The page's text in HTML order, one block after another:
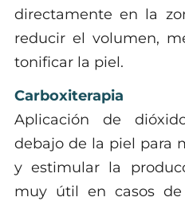
directamente en la
reducir el volumen,
tonificar la piel.
Carboxiterapia
Aplicación de
debajo de la piel para
y estimular la
muy útil en casos